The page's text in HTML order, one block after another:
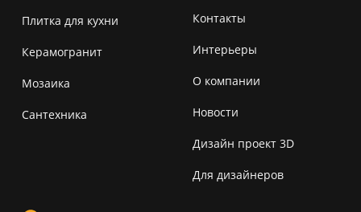
Плитка для кухни
Керамогранит
Мозаика
Сантехника
Контакты
Интерьеры
О компании
Новости
Дизайн проект 3D
Для дизайнеров